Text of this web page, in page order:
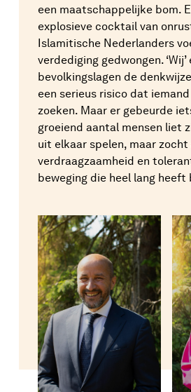
een maatschappelijke bom.
explosieve cocktail van
Islamitische Nederlanders
verdediging gedwongen. ‘Wij’
bevolkingslagen de
een serieus risico dat
zoeken. Maar er gebeurde
groeiend aantal mensen liet
uit elkaar spelen, maar
verdraagzaamheid en
beweging die heel lang heeft